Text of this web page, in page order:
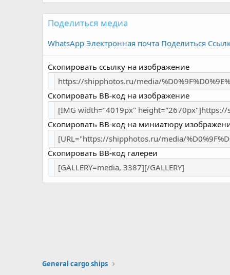
Поделиться медиа
WhatsApp Электронная почта Поделиться
Скопировать ссылку на изображение
Скопировать BB-код на изображение
Скопировать BB-код на миниатюру
Скопировать BB-код галереи
General cargo ships